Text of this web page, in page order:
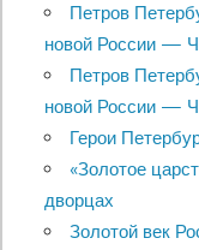
Петров
новой России —
Петров
новой России —
Герои
«Золотое
дворцах
Золотой век